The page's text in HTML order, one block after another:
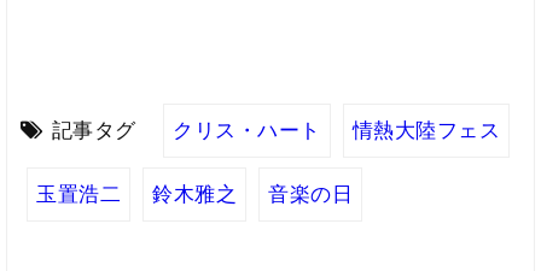
記事タグ クリス・ハート 情熱大陸フェス
玉置浩二 鈴木雅之 音楽の日